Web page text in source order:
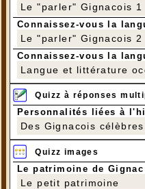
Le "parler" Gignacois 1
Connaissez-vous la
Le "parler" Gignacois 2
Connaissez-vous la
Langue et littérature
Quizz à réponses
Personnalités liées à
Des Gignacois célèbres
Quizz images
Le patrimoine de Gignac
Le petit patrimoine